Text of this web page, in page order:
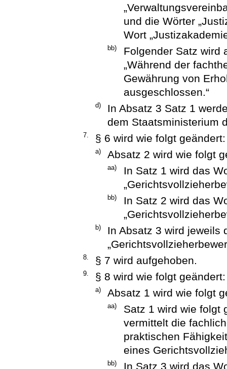
und die Wörter
Wort
bb)
Folgender Satz wird
„Während der
Gewährung von
ausgeschlossen.“
d)
In Absatz 3 Satz 1
dem Staatsministerium
7. § 6 wird wie folgt geändert:
a) Absatz 2 wird wie folgt
aa)
In Satz 1 wird das
bb)
In Satz 2 wird das
b)
In Absatz 3 wird jeweils
8. § 7 wird aufgehoben.
9. § 8 wird wie folgt geändert:
a) Absatz 1 wird wie folgt
aa)
Satz 1 wird wie folgt
vermittelt die
praktischen
eines
bb)
In Satz 3 wird das